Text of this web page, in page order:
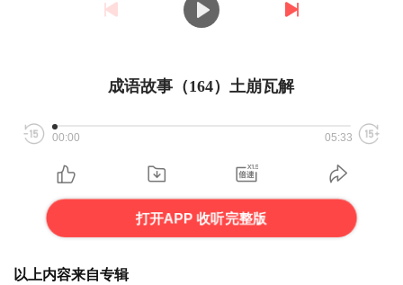
成语故事（164）土崩瓦解
00:00 05:33
打开APP 收听完整版
以上内容来自专辑